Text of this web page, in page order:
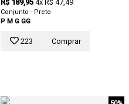
R$ 189,95 4x R$ 47,49
Conjunto - Preto
P M G GG
223 Comprar